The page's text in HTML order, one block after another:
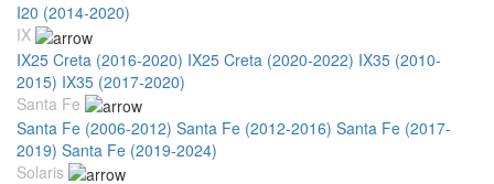
I20 (2014-2020)
IX
IX25 Creta (2016-2020) IX25 Creta (2020-2022) IX35 (2010-
2015) IX35 (2017-2020)
Santa Fe
Santa Fe (2006-2012) Santa Fe (2012-2016) Santa Fe (2017-
2019) Santa Fe (2019-2024)
Solaris